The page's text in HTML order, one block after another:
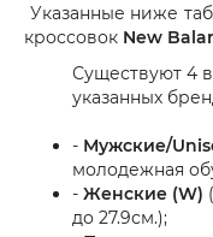
Указанные ниже
кроссовок New
Существуют 4
указанных
- Мужские/
молодежная
- Женские (W)
до 27.9см.);